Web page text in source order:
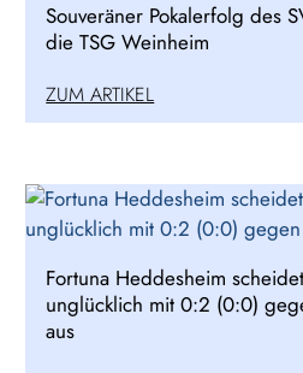
Souveräner Pokalerfolg des
die TSG Weinheim
ZUM ARTIKEL
Fortuna Heddesheim
unglücklich mit 0:2 (0:0)
aus